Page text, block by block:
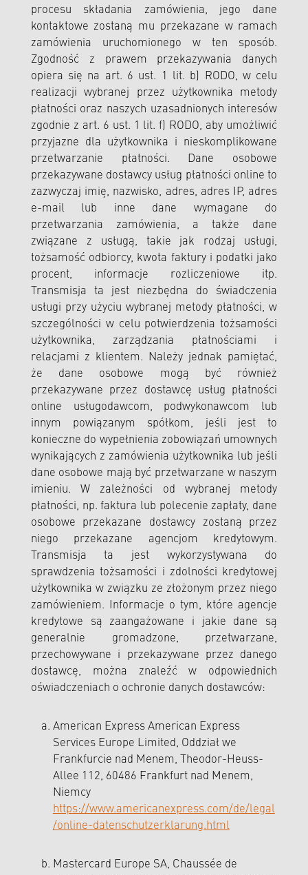
procesu składania zamówienia, jego dane
kontaktowe zostaną mu przekazane w ramach
zamówienia uruchomionego w ten sposób.
Zgodność z prawem przekazywania danych
opiera się na art. 6 ust. 1 lit. b) RODO, w celu
realizacji wybranej przez użytkownika metody
płatności oraz naszych uzasadnionych interesów
zgodnie z art. 6 ust. 1 lit. f) RODO, aby umożliwić
przyjazne dla użytkownika i nieskomplikowane
przetwarzanie płatności. Dane osobowe
przekazywane dostawcy usług płatności online to
zazwyczaj imię, nazwisko, adres, adres IP, adres
e-mail lub inne dane wymagane do
przetwarzania zamówienia, a także dane
związane z usługą, takie jak rodzaj usługi,
tożsamość odbiorcy, kwota faktury i podatki jako
procent, informacje rozliczeniowe itp.
Transmisja ta jest niezbędna do świadczenia
usługi przy użyciu wybranej metody płatności, w
szczególności w celu potwierdzenia tożsamości
użytkownika, zarządzania płatnościami i
relacjami z klientem. Należy jednak pamiętać,
że dane osobowe mogą być również
przekazywane przez dostawcę usług płatności
online usługodawcom, podwykonawcom lub
innym powiązanym spółkom, jeśli jest to
konieczne do wypełnienia zobowiązań umownych
wynikających z zamówienia użytkownika lub jeśli
dane osobowe mają być przetwarzane w naszym
imieniu. W zależności od wybranej metody
płatności, np. faktura lub polecenie zapłaty, dane
osobowe przekazane dostawcy zostaną przez
niego przekazane agencjom kredytowym.
Transmisja ta jest wykorzystywana do
sprawdzenia tożsamości i zdolności kredytowej
użytkownika w związku ze złożonym przez niego
zamówieniem. Informacje o tym, które agencje
kredytowe są zaangażowane i jakie dane są
generalnie gromadzone, przetwarzane,
przechowywane i przekazywane przez danego
dostawcę, można znaleźć w odpowiednich
oświadczeniach o ochronie danych dostawców:
American Express American Express
Services Europe Limited, Oddział we
Frankfurcie nad Menem, Theodor-Heuss-
Allee 112, 60486 Frankfurt nad Menem,
Niemcy
https://www.americanexpress.com/de/legal
/online-datenschutzerklarung.html
Mastercard Europe SA, Chaussée de